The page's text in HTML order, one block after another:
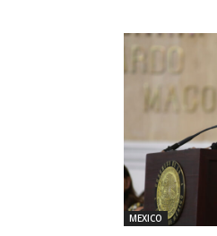
MEXICO